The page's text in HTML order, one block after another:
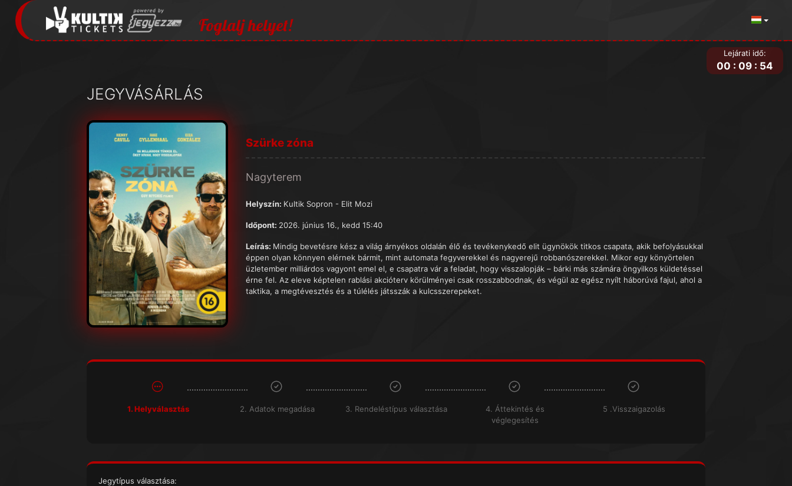
Foglalj helyet!
JEGYVÁSÁRLÁS
Lejárati idő:
00 : 09 : 54
Szürke zóna
Nagyterem
Helyszín: Kultik Sopron - Elit Mozi
Időpont: 2026. június 16., kedd 15:40
Leírás: Mindig bevetésre kész a világ árnyékos oldalán élő és tevékenykedő elit ügynökök titkos csapata, akik befolyásukkal
éppen olyan könnyen elérnek bármit, mint automata fegyverekkel és nagyerejű robbanószerekkel. Mikor egy könyörtelen
üzletember milliárdos vagyont emel el, e csapatra vár a feladat, hogy visszalopják – bárki más számára öngyilkos küldetéssel
érne fel. Az eleve képtelen rablási akcióterv körülményei csak rosszabbodnak, és végül az egész nyílt háborúvá fajul, ahol a
taktika, a megtévesztés és a túlélés játsszák a kulcsszerepeket.
1. Helyválasztás 2. Adatok megadása 3. Rendeléstípus választása
4. Áttekintés és
véglegesítés
5 .Visszaigazolás
Jegytípus választása: